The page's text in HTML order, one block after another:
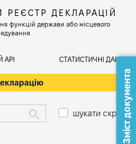
ДЕКЛАРАЦІЙ
функцій держави або місцевого
АРІ СТАТИСТИЧНІ ДАНІ
шукати скрізьЗміст документа